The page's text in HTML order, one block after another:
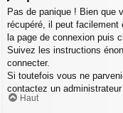
Pas de panique ! Bien que
récupéré, il peut
la page de connexion puis
Suivez les instructions
connecter.
Si toutefois vous ne
contactez un administrateur
Haut